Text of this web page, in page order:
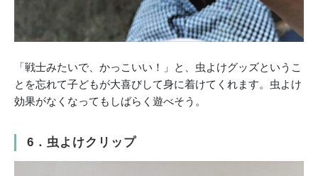
「戦士みたいで、かっこいい！」と、虫よけグッズというこ
とを忘れて子どもが大喜びして身に着けてくれます。虫よけ
効果がなくなってもしばらく遊べそう。
6．虫よけクリップ